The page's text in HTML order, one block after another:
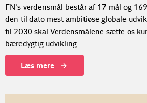
FN's verdensmål består af 17 mål og
den til dato mest ambitiøse globale
til 2030 skal Verdensmålene sætte os
bæredygtig udvikling.
Læs mere